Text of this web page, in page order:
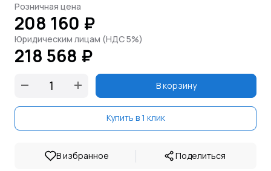
Розничная цена
208 160 ₽
Юридическим лицам (НДС 5%)
218 568 ₽
В корзину
Купить в 1 клик
В избранное | Поделиться